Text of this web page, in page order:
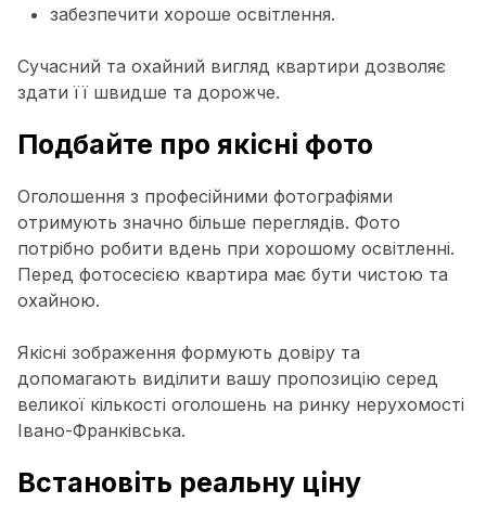
забезпечити хороше освітлення.
Сучасний та охайний вигляд квартири дозволяє
здати її швидше та дорожче.
Подбайте про якісні фото
Оголошення з професійними фотографіями
отримують значно більше переглядів. Фото
потрібно робити вдень при хорошому освітленні.
Перед фотосесією квартира має бути чистою та
охайною.
Якісні зображення формують довіру та
допомагають виділити вашу пропозицію серед
великої кількості оголошень на ринку нерухомості
Івано-Франківська.
Встановіть реальну ціну